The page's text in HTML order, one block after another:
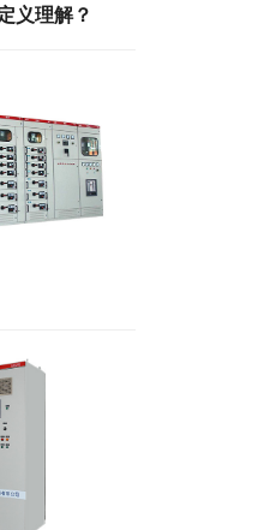
义理解？